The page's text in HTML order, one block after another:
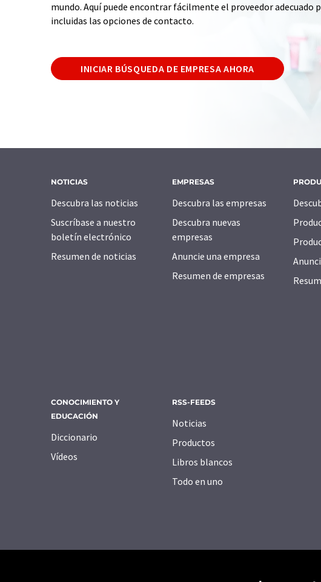
mundo. Aquí puede encontrar fácilmente el proveedor adecuado
incluidas las opciones de contacto.
INICIAR BÚSQUEDA DE EMPRESA AHORA
NOTICIAS
Descubra las noticias
Suscríbase a nuestro
boletín electrónico
Resumen de noticias
EMPRESAS
Descubra las empresas
Descubra nuevas
empresas
Anuncie una empresa
Resumen de empresas
CONOCIMIENTO Y
EDUCACIÓN
Diccionario
Vídeos
RSS-FEEDS
Noticias
Productos
Libros blancos
Todo en uno